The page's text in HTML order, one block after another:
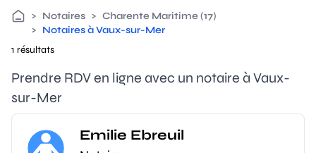
> Notaires > Charente Maritime (17)
> Notaires à Vaux-sur-Mer
1 résultats
Prendre RDV en ligne avec un notaire à Vaux-
sur-Mer
Emilie Ebreuil